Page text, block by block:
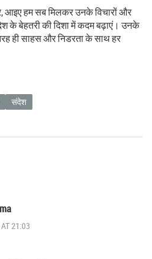
हम सब मिलकर उनके विचारों और
के बेहतरी की दिशा में कदम बढ़ाएं। उनके
ही साहस और निडरता के साथ हर
संदेश
21:03